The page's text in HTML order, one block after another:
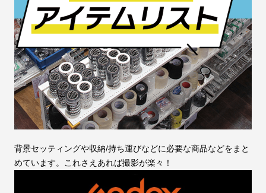
背景セッティングや収納/持ち運びなどに必要な商品などをまと
めています。これさえあれば撮影が楽々！